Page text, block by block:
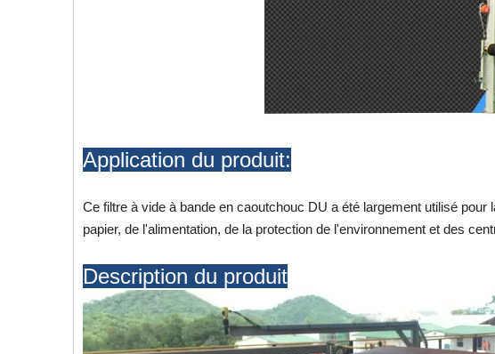
Application du produit:
Ce filtre à vide à bande en caoutchouc DU a été largement utilisé
papier, de l'alimentation, de la protection de l'environnement et des
Description du produit